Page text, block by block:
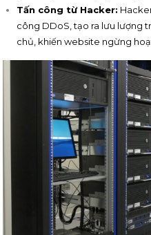
Tấn công từ Hacker:
công DDoS, tạo ra lưu lượng
chủ, khiến website ngừng